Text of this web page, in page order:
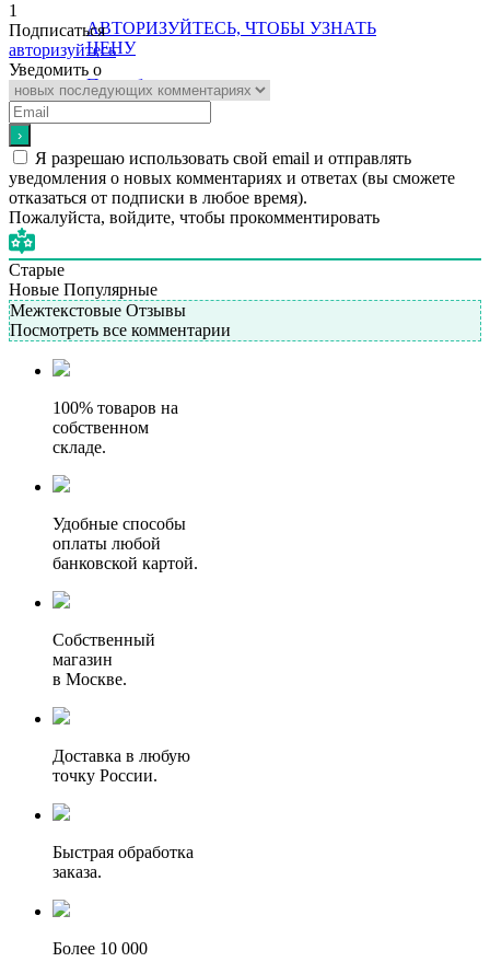
АВТОРИЗУЙТЕСЬ, ЧТОБЫ УЗНАТЬ
ЦЕНУ
Подробнее
1
Подписаться
авторизуйтесь
Уведомить о
Я разрешаю использовать свой email и отправлять
уведомления о новых комментариях и ответах (вы cможете
отказаться от подписки в любое время).
Пожалуйста, войдите, чтобы прокомментировать
Старые
Новые Популярные
Межтекстовые Отзывы
Посмотреть все комментарии
100% товаров на
собственном
складе.
Удобные способы
оплаты любой
банковской картой.
Собственный
магазин
в Москве.
Доставка в любую
точку России.
Быстрая обработка
заказа.
Более 10 000